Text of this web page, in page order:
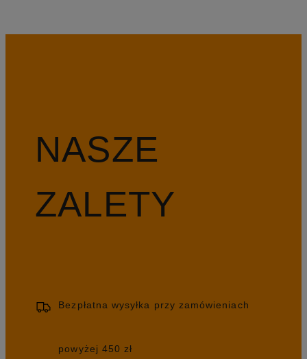
NASZE
ZALETY
Bezpłatna wysyłka przy zamówieniach
powyżej 450 zł